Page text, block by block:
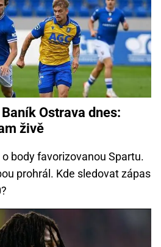
Ostrava dnes:
živě
body favorizovanou Spartu.
prohrál. Kde sledovat zápas